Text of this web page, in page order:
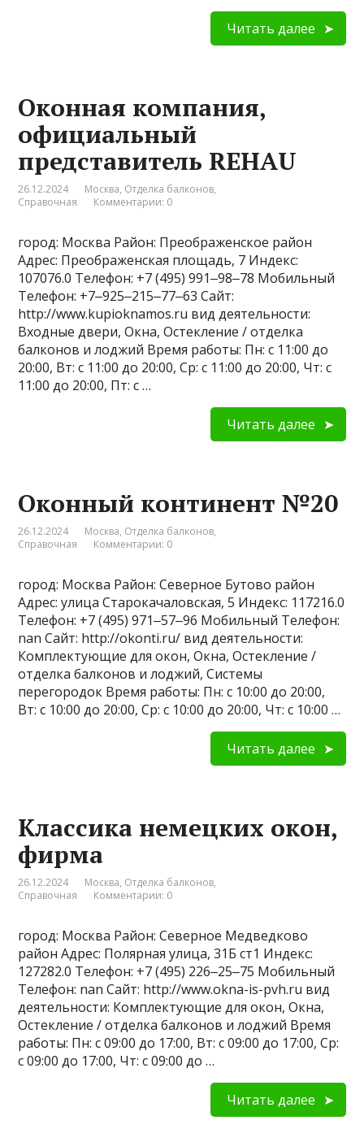
Читать далее
Оконная компания,
официальный
представитель REHAU
26.12.2024 Москва, Отделка балконов,
Справочная
Комментарии: 0
город: Москва Район: Преображенское район
Адрес: Преображенская площадь, 7 Индекс:
107076.0 Телефон: +7 (495) 991‒98‒78 Мобильный
Телефон: +7‒925‒215‒77‒63 Сайт:
http://www.kupioknamos.ru вид деятельности:
Входные двери, Окна, Остекление / отделка
балконов и лоджий Время работы: Пн: с 11:00 до
20:00, Вт: с 11:00 до 20:00, Ср: с 11:00 до 20:00, Чт: с
11:00 до 20:00, Пт: с …
Читать далее
Оконный континент №20
26.12.2024 Москва, Отделка балконов,
Справочная
Комментарии: 0
город: Москва Район: Северное Бутово район
Адрес: улица Старокачаловская, 5 Индекс: 117216.0
Телефон: +7 (495) 971‒57‒96 Мобильный Телефон:
nan Сайт: http://okonti.ru/ вид деятельности:
Комплектующие для окон, Окна, Остекление /
отделка балконов и лоджий, Системы
перегородок Время работы: Пн: с 10:00 до 20:00,
Вт: с 10:00 до 20:00, Ср: с 10:00 до 20:00, Чт: с 10:00 …
Читать далее
Классика немецких окон,
фирма
26.12.2024 Москва, Отделка балконов,
Справочная
Комментарии: 0
город: Москва Район: Северное Медведково
район Адрес: Полярная улица, 31Б ст1 Индекс:
127282.0 Телефон: +7 (495) 226‒25‒75 Мобильный
Телефон: nan Сайт: http://www.okna-is-pvh.ru вид
деятельности: Комплектующие для окон, Окна,
Остекление / отделка балконов и лоджий Время
работы: Пн: с 09:00 до 17:00, Вт: с 09:00 до 17:00, Ср:
с 09:00 до 17:00, Чт: с 09:00 до …
Читать далее